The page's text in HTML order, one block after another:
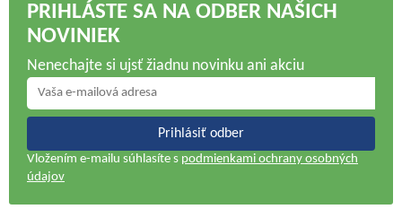
PRIHLÁSTE SA NA ODBER NAŠICH
NOVINIEK
Nenechajte si ujsť žiadnu novinku ani akciu
Prihlásiť odber
Vložením e-mailu súhlasíte s podmienkami ochrany osobných
údajov